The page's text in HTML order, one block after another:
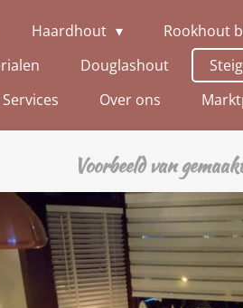
Haardhout Rookhout
Douglashout
Over ons
Voorbeeld van